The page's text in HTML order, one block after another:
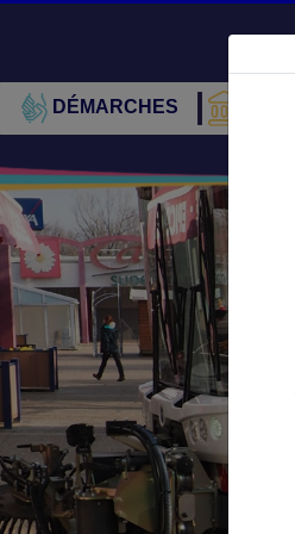
DÉMARCHES